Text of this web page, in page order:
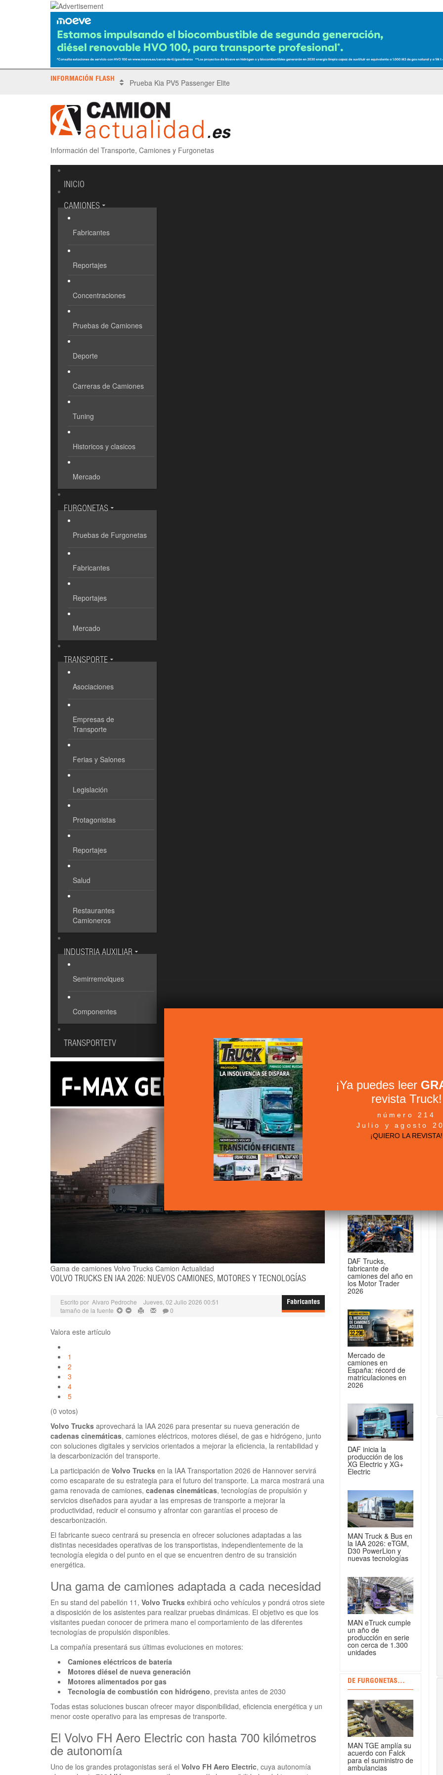
INFORMACIÓN FLASH X Tronada Almería | Encuentro del Pegaso Troner
Información del Transporte, Camiones y Furgonetas
INICIO
CAMIONES
Fabricantes
Reportajes
Concentraciones
Pruebas de Camiones
Deporte
Carreras de Camiones
Tuning
Historicos y clasicos
Mercado
FURGONETAS
Pruebas de Furgonetas
Fabricantes
Reportajes
Mercado
TRANSPORTE
Asociaciones
Empresas de
Transporte
Ferias y Salones
Legislación
Protagonistas
Reportajes
Salud
Restaurantes
Camioneros
INDUSTRIA AUXILIAR
Semirremolques
Componentes
TRANSPORTETV
Gama de camiones Volvo Trucks Camion Actualidad
VOLVO TRUCKS EN IAA 2026: NUEVOS CAMIONES, MOTORES Y TECNOLOGÍAS
Fabricantes
Escrito por Alvaro Pedroche
Jueves, 02 Julio 2026 00:51
tamaño de la fuente
0
Valora este artículo
1
2
3
4
5
(0 votos)
Volvo Trucks aprovechará la IAA 2026 para presentar su nueva generación de
cadenas cinemáticas, camiones eléctricos, motores diésel, de gas e hidrógeno, junto
con soluciones digitales y servicios orientados a mejorar la eficiencia, la rentabilidad y
la descarbonización del transporte.
La participación de Volvo Trucks en la IAA Transportation 2026 de Hannover servirá
como escaparate de su estrategia para el futuro del transporte. La marca mostrará una
gama renovada de camiones, cadenas cinemáticas, tecnologías de propulsión y
servicios diseñados para ayudar a las empresas de transporte a mejorar la
productividad, reducir el consumo y afrontar con garantías el proceso de
descarbonización.
El fabricante sueco centrará su presencia en ofrecer soluciones adaptadas a las
distintas necesidades operativas de los transportistas, independientemente de la
tecnología elegida o del punto en el que se encuentren dentro de su transición
energética.
Una gama de camiones adaptada a cada necesidad
En su stand del pabellón 11, Volvo Trucks exhibirá ocho vehículos y pondrá otros siete
a disposición de los asistentes para realizar pruebas dinámicas. El objetivo es que los
visitantes puedan conocer de primera mano el comportamiento de las diferentes
tecnologías de propulsión disponibles.
La compañía presentará sus últimas evoluciones en motores:
Camiones eléctricos de batería
Motores diésel de nueva generación
Motores alimentados por gas
Tecnología de combustión con hidrógeno, prevista antes de 2030
Todas estas soluciones buscan ofrecer mayor disponibilidad, eficiencia energética y un
menor coste operativo para las empresas de transporte.
El Volvo FH Aero Electric con hasta 700 kilómetros
de autonomía
Uno de los grandes protagonistas será el Volvo FH Aero Electric, cuya autonomía
DE CAMIONES...
DAF Trucks,
fabricante de
camiones del año en
los Motor Trader
2026
Mercado de
camiones en
España: récord de
matriculaciones en
2026
DAF inicia la
producción de los
XG Electric y XG+
Electric
MAN Truck & Bus en
la IAA 2026: eTGM,
D30 PowerLion y
nuevas tecnologías
MAN eTruck cumple
un año de
producción en serie
con cerca de 1.300
unidades
DE FURGONETAS...
MAN TGE amplía su
acuerdo con Falck
para el suministro de
ambulancias
¡Ya puedes leer
revista Truck!
número 214
Julio y agosto
¡QUIERO LA REVISTA!